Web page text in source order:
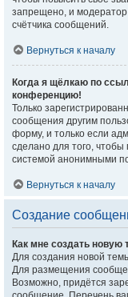
запрещено, и
счётчика сообщений.
Вернуться к началу
Когда я щёлкаю по
конференцию!
Только
сообщения другим
форму, и только если
сделано для того, чтобы
системой анонимными
Вернуться к началу
Создание
Как мне создать
Для создания новой
Для размещения
Возможно, придётся